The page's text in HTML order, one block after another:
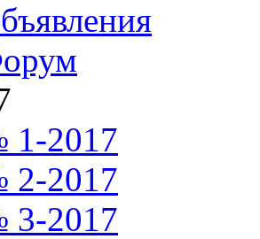
2017
2017
2017